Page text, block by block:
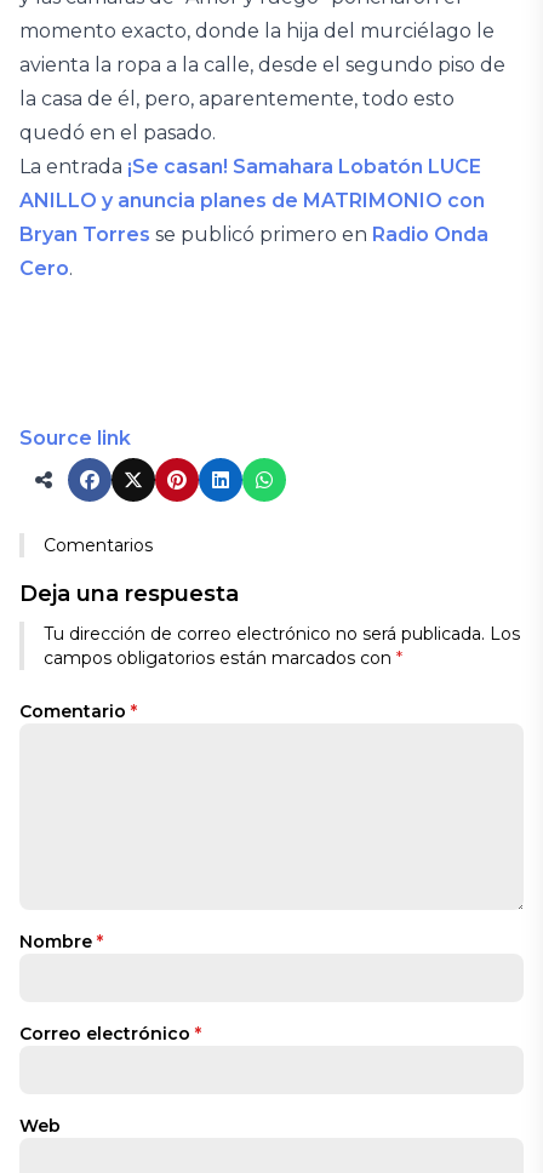
momento exacto, donde la hija del murciélago le
avienta la ropa a la calle, desde el segundo piso de
la casa de él, pero, aparentemente, todo esto
quedó en el pasado.
La entrada ¡Se casan! Samahara Lobatón LUCE
ANILLO y anuncia planes de MATRIMONIO con
Bryan Torres se publicó primero en Radio Onda
Cero.
Source link
Comentarios
Deja una respuesta
Tu dirección de correo electrónico no será publicada. Los
campos obligatorios están marcados con *
Comentario *
Nombre *
Correo electrónico *
Web